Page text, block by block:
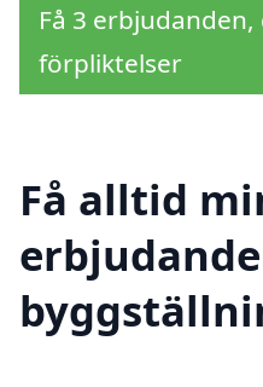
Få 3
förpliktelser
Få alltid